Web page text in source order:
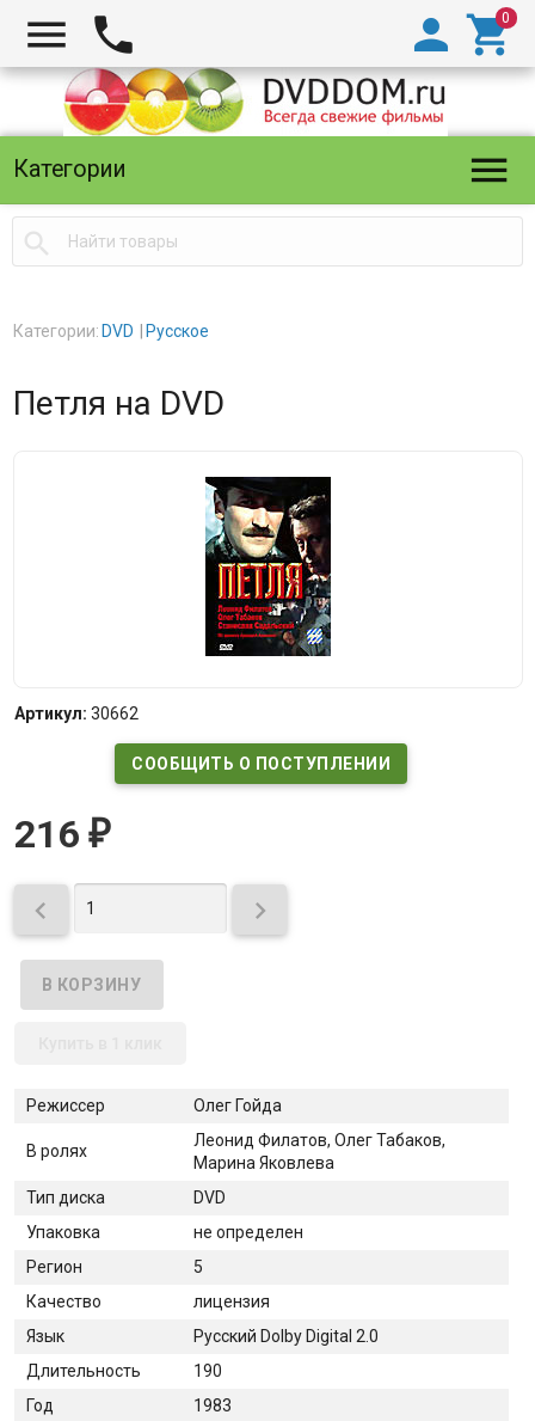
  

Категории 

Категории: DVD Русское
Петля на DVD
Артикул: 30662
СООБЩИТЬ О ПОСТУПЛЕНИИ
216 ₽
 
Режиссер Олег Гойда
В ролях
Леонид Филатов, Олег Табаков,
Марина Яковлева
Тип диска
DVD
Упаковка
не определен
Регион
5
Качество
лицензия
Язык
Русский Dolby Digital 2.0
Длительность
190
Год
1983